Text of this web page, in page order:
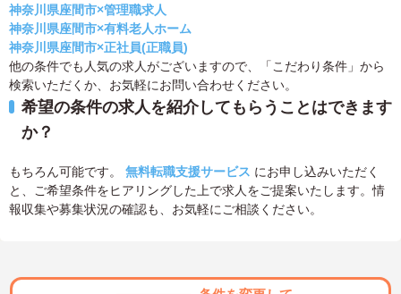
神奈川県座間市×管理職求人
神奈川県座間市×有料老人ホーム
神奈川県座間市×正社員(正職員)
他の条件でも人気の求人がございますので、「こだわり条件」から
検索いただくか、お気軽にお問い合わせください。
希望の条件の求人を紹介してもらうことはできます
か？
もちろん可能です。 無料転職支援サービス にお申し込みいただく
と、ご希望条件をヒアリングした上で求人をご提案いたします。情
報収集や募集状況の確認も、お気軽にご相談ください。